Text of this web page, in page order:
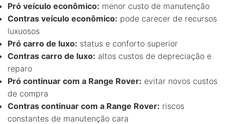
Pró veículo econômico: menor custo de manutenção
Contras veículo econômico: pode carecer de recursos
luxuosos
Pró carro de luxo: status e conforto superior
Contras carro de luxo: altos custos de depreciação e
reparo
Pró continuar com a Range Rover: evitar novos custos
de compra
Contras continuar com a Range Rover: riscos
constantes de manutenção cara